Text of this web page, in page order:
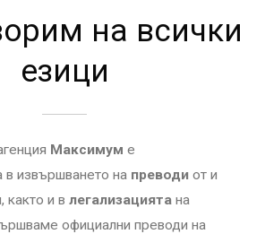
на всички
езици
Максимум е
в извършването на преводи от и
както и в легализацията на
официални преводи на